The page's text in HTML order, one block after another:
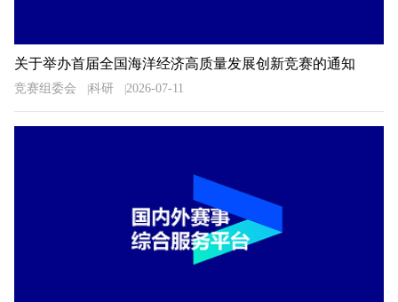
关于举办首届全国海洋经济高质量发展创新竞赛的通知
竞赛组委会 科研 2026-07-11